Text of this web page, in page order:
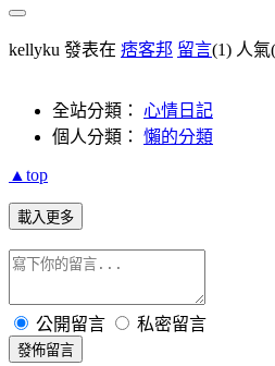
kellyku 發表在 痞客邦 留言(1) 人氣(
全站分類： 心情日記
個人分類： 懶的分類
▲top
載入更多
公開留言 私密留言
發佈留言